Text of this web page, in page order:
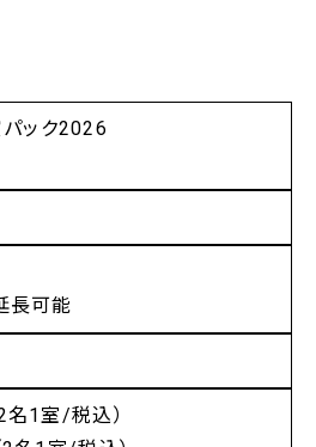
ック2026
長可能
1室/税込）